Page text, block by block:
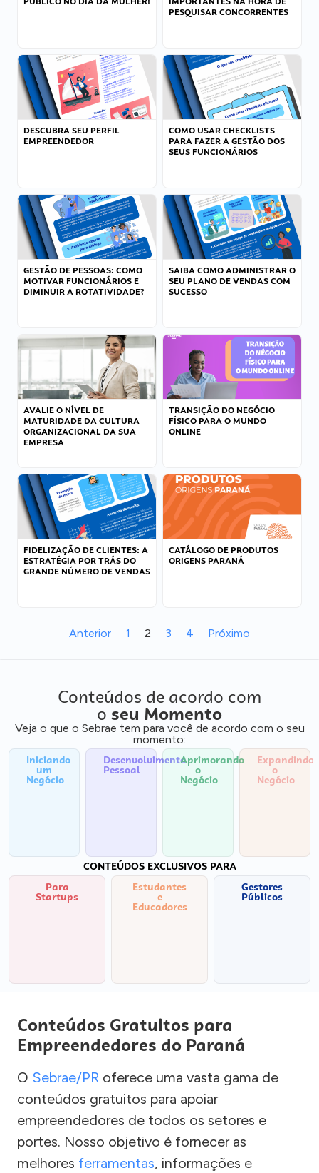
PESQUISAR CONCORRENTES
DESCUBRA SEU PERFIL
EMPREENDEDOR
COMO USAR CHECKLISTS
PARA FAZER A GESTÃO DOS
SEUS FUNCIONÁRIOS
GESTÃO DE PESSOAS: COMO
MOTIVAR FUNCIONÁRIOS E
DIMINUIR A ROTATIVIDADE?
SAIBA COMO ADMINISTRAR O
SEU PLANO DE VENDAS COM
SUCESSO
AVALIE O NÍVEL DE
MATURIDADE DA CULTURA
ORGANIZACIONAL DA SUA
EMPRESA
TRANSIÇÃO DO NEGÓCIO
FÍSICO PARA O MUNDO
ONLINE
FIDELIZAÇÃO DE CLIENTES: A
ESTRATÉGIA POR TRÁS DO
GRANDE NÚMERO DE VENDAS
CATÁLOGO DE PRODUTOS
ORIGENS PARANÁ
Anterior 1 2 3 4 Próximo
Conteúdos de acordo com
o seu Momento
Veja o que o Sebrae tem para você de acordo com o seu
momento:
Iniciando
um
Negócio
Desenvolvimento
Pessoal
Aprimorando
o
Negócio
Expandindo
o
Negócio
CONTEÚDOS EXCLUSIVOS PARA
Para
Startups
Estudantes
e
Educadores
Gestores
Públicos
Conteúdos Gratuitos para
Empreendedores do Paraná
O Sebrae/PR oferece uma vasta gama de
conteúdos gratuitos para apoiar
empreendedores de todos os setores e
portes. Nosso objetivo é fornecer as
melhores ferramentas, informações e